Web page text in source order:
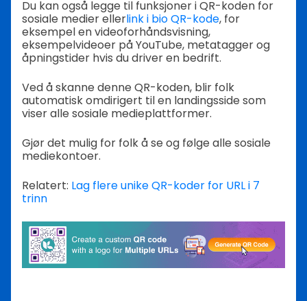
Du kan også legge til funksjoner i QR-koden for
sosiale medier ellerlink i bio QR-kode, for
eksempel en videoforhåndsvisning,
eksempelvideoer på YouTube, metatagger og
åpningstider hvis du driver en bedrift.
Ved å skanne denne QR-koden, blir folk
automatisk omdirigert til en landingsside som
viser alle sosiale medieplattformer.
Gjør det mulig for folk å se og følge alle sosiale
mediekontoer.
Relatert: Lag flere unike QR-koder for URL i 7
trinn